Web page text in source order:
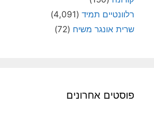
רלוונטיים תמיד (4,091)
שרית אונגר משיח (72)
פוסטים אחרונים